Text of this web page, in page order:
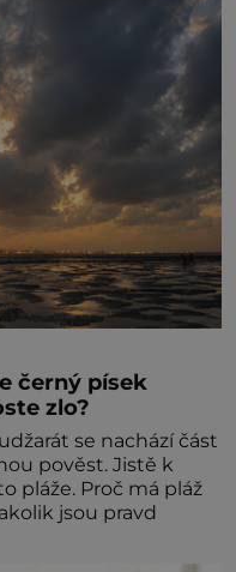
černý písek
zlo?
se nachází část
pověst. Jistě k
pláže. Proč má pláž
netypické zbarvení? Nakolik jsou pravd